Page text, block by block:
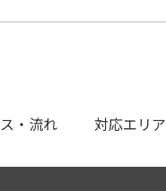
・流れ 対応エリア